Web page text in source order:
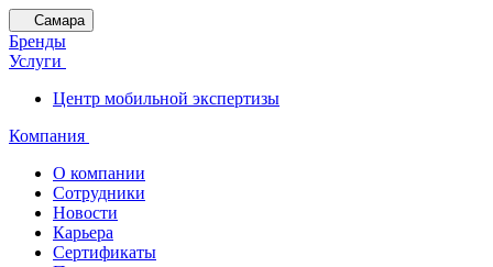
Самара
Бренды
Услуги
Центр мобильной экспертизы
Компания
О компании
Сотрудники
Новости
Карьера
Сертификаты